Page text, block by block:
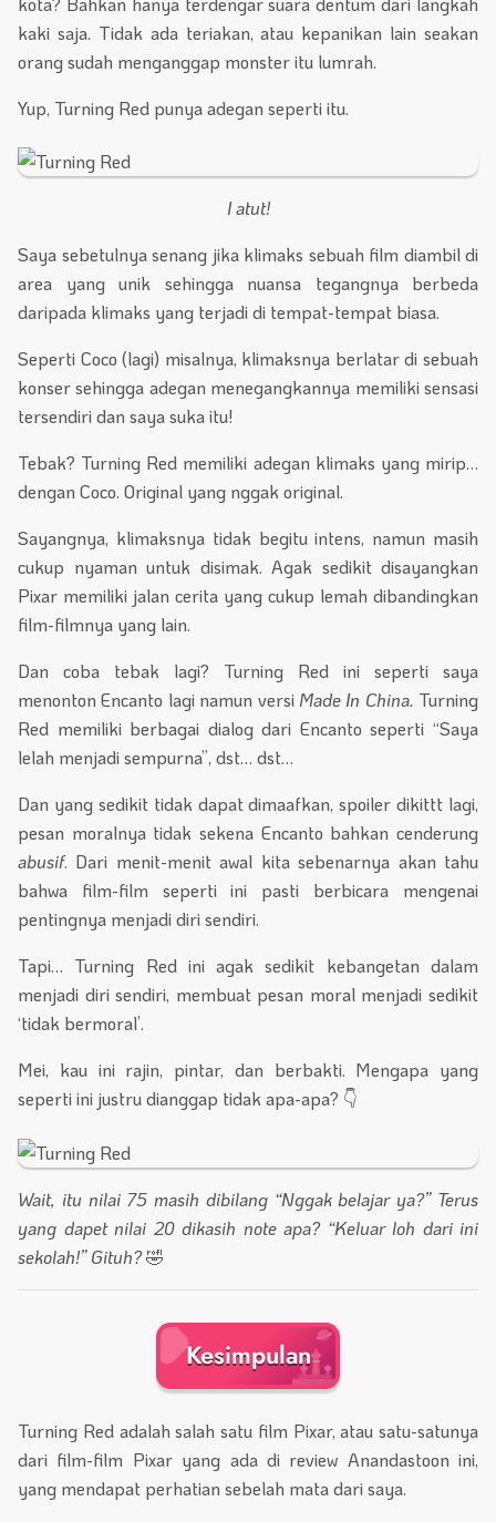
kaki saja. Tidak ada teriakan, atau kepanikan lain seakan
orang sudah menganggap monster itu lumrah.
Yup, Turning Red punya adegan seperti itu.
I atut!
Saya sebetulnya senang jika klimaks sebuah film diambil di
area yang unik sehingga nuansa tegangnya berbeda
daripada klimaks yang terjadi di tempat-tempat biasa.
Seperti Coco (lagi) misalnya, klimaksnya berlatar di sebuah
konser sehingga adegan menegangkannya memiliki sensasi
tersendiri dan saya suka itu!
Tebak? Turning Red memiliki adegan klimaks yang mirip…
dengan Coco. Original yang nggak original.
Sayangnya, klimaksnya tidak begitu intens, namun masih
cukup nyaman untuk disimak. Agak sedikit disayangkan
Pixar memiliki jalan cerita yang cukup lemah dibandingkan
film-filmnya yang lain.
Dan coba tebak lagi? Turning Red ini seperti saya
menonton Encanto lagi namun versi Made In China. Turning
Red memiliki berbagai dialog dari Encanto seperti “Saya
lelah menjadi sempurna”, dst… dst…
Dan yang sedikit tidak dapat dimaafkan, spoiler dikittt lagi,
pesan moralnya tidak sekena Encanto bahkan cenderung
abusif. Dari menit-menit awal kita sebenarnya akan tahu
bahwa film-film seperti ini pasti berbicara mengenai
pentingnya menjadi diri sendiri.
Tapi… Turning Red ini agak sedikit kebangetan dalam
menjadi diri sendiri, membuat pesan moral menjadi sedikit
‘tidak bermoral’.
Mei, kau ini rajin, pintar, dan berbakti. Mengapa yang
seperti ini justru dianggap tidak apa-apa? 👇
Wait, itu nilai 75 masih dibilang “Nggak belajar ya?” Terus
yang dapet nilai 20 dikasih note apa? “Keluar loh dari ini
sekolah!” Gituh?🤣
Kesimpulan
Turning Red adalah salah satu film Pixar, atau satu-satunya
dari film-film Pixar yang ada di review Anandastoon ini,
yang mendapat perhatian sebelah mata dari saya.